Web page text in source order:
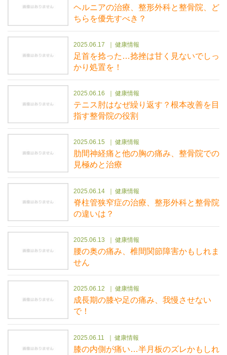
ヘルニアの治療、整形外科と整骨院、ど
ちらを優先すべき？
2025.06.17 健康情報
足首を捻った…捻挫は甘く見ないでしっ
かり処置を！
2025.06.16 健康情報
テニス肘はなぜ繰り返す？根本改善を目
指す整骨院の役割
2025.06.15 健康情報
肋間神経痛と他の胸の痛み、整骨院での
見極めと治療
2025.06.14 健康情報
脊柱管狭窄症の治療、整形外科と整骨院
の違いは？
2025.06.13 健康情報
腰の奥の痛み、椎間関節障害かもしれま
せん
2025.06.12 健康情報
成長期の膝や足の痛み、我慢させない
で！
2025.06.11 健康情報
膝の内側が痛い…半月板のズレかもしれ